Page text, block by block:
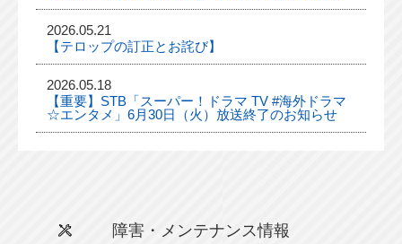
2026.05.21
【テロップの訂正とお詫び】
2026.05.18
【重要】STB「スーパー！ドラマ TV #海外ドラマ
☆エンタメ」6月30日（火）放送終了のお知らせ
障害・メンテナンス情報